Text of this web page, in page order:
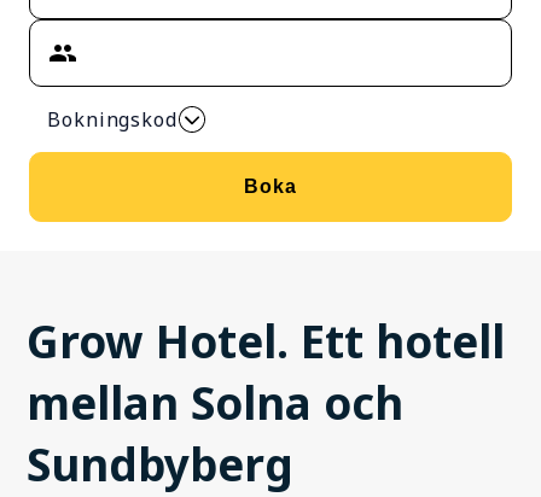
Bokningskod
Boka
Grow Hotel. Ett hotell
mellan Solna och
Sundbyberg